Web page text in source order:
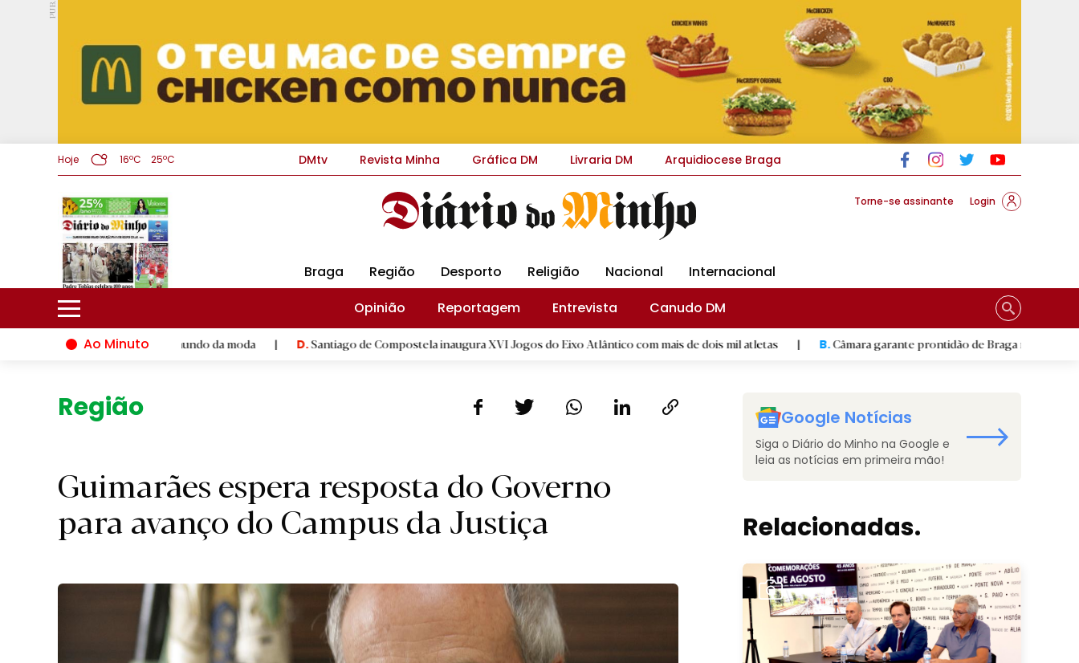
PUB.
Hoje 16ºC 25ºC DMtv Revista Minha Gráfica DM Livraria DM Arquidiocese Braga
Torne-se assinante Login
Braga Região Desporto Religião Nacional
Internacional
Opinião
Reportagem Entrevista
Canudo DM
Ao Minuto
e à inovação do mundo da moda | D.Santiago de Compostela inaugura XVI Jogos do Eixo Atlântico com mais de dois mil atletas | B.Câmara garante prontidão de Braga no resgate animal
Região.
Guimarães espera resposta do Governo
para avanço do Campus da Justiça
Google Notícias
Siga o Diário do Minho na Google e
leia as notícias em primeira mão!
Relacionadas.